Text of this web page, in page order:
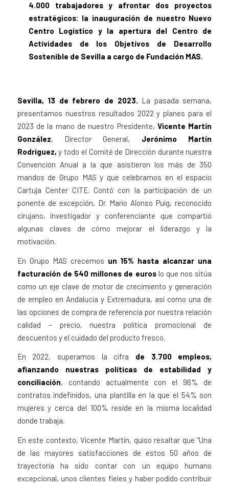
4.000 trabajadores y afrontar dos proyectos
estratégicos: la inauguración de nuestro Nuevo
Centro Logístico y la apertura del Centro de
Actividades de los Objetivos de Desarrollo
Sostenible de Sevilla a cargo de Fundación MAS.
Sevilla, 13 de febrero de 2023. La pasada semana,
presentamos nuestros resultados 2022 y planes para el
2023 de la mano de nuestro Presidente,Vicente Martín
González, Director General, Jerónimo Martín
Rodríguez,y todo el Comité de Dirección durante nuestra
Convención Anual a la que asistieron los más de 350
mandos de Grupo MAS y que celebramos en el espacio
Cartuja Center CITE. Contó con la participación de un
ponente de excepción, Dr. Mario Alonso Puig, reconocido
cirujano, investigador y conferenciante que compartió
algunas claves de cómo mejorar el liderazgo y la
motivación.
En Grupo MAS crecemos un 15% hasta alcanzar una
facturación de 540 millones de euros lo que nos sitúa
como un eje clave de motor de crecimiento y generación
de empleo en Andalucía y Extremadura, así como una de
las opciones de compra de referencia por nuestra relación
calidad – precio, nuestra política promocional de
descuentos y el cuidado del producto fresco.
En 2022, superamos la cifra de 3.700 empleos,
afianzando nuestras políticas de estabilidad y
conciliación, contando actualmente con el 96% de
contratos indefinidos, una plantilla en la que el 54% son
mujeres y cerca del 100% reside en la misma localidad
donde trabaja.
En este contexto, Vicente Martín, quiso resaltar que “Una
de las mayores satisfacciones de estos 50 años de
trayectoria ha sido contar con un equipo humano
excepcional, unos clientes fieles y haber podido contribuir